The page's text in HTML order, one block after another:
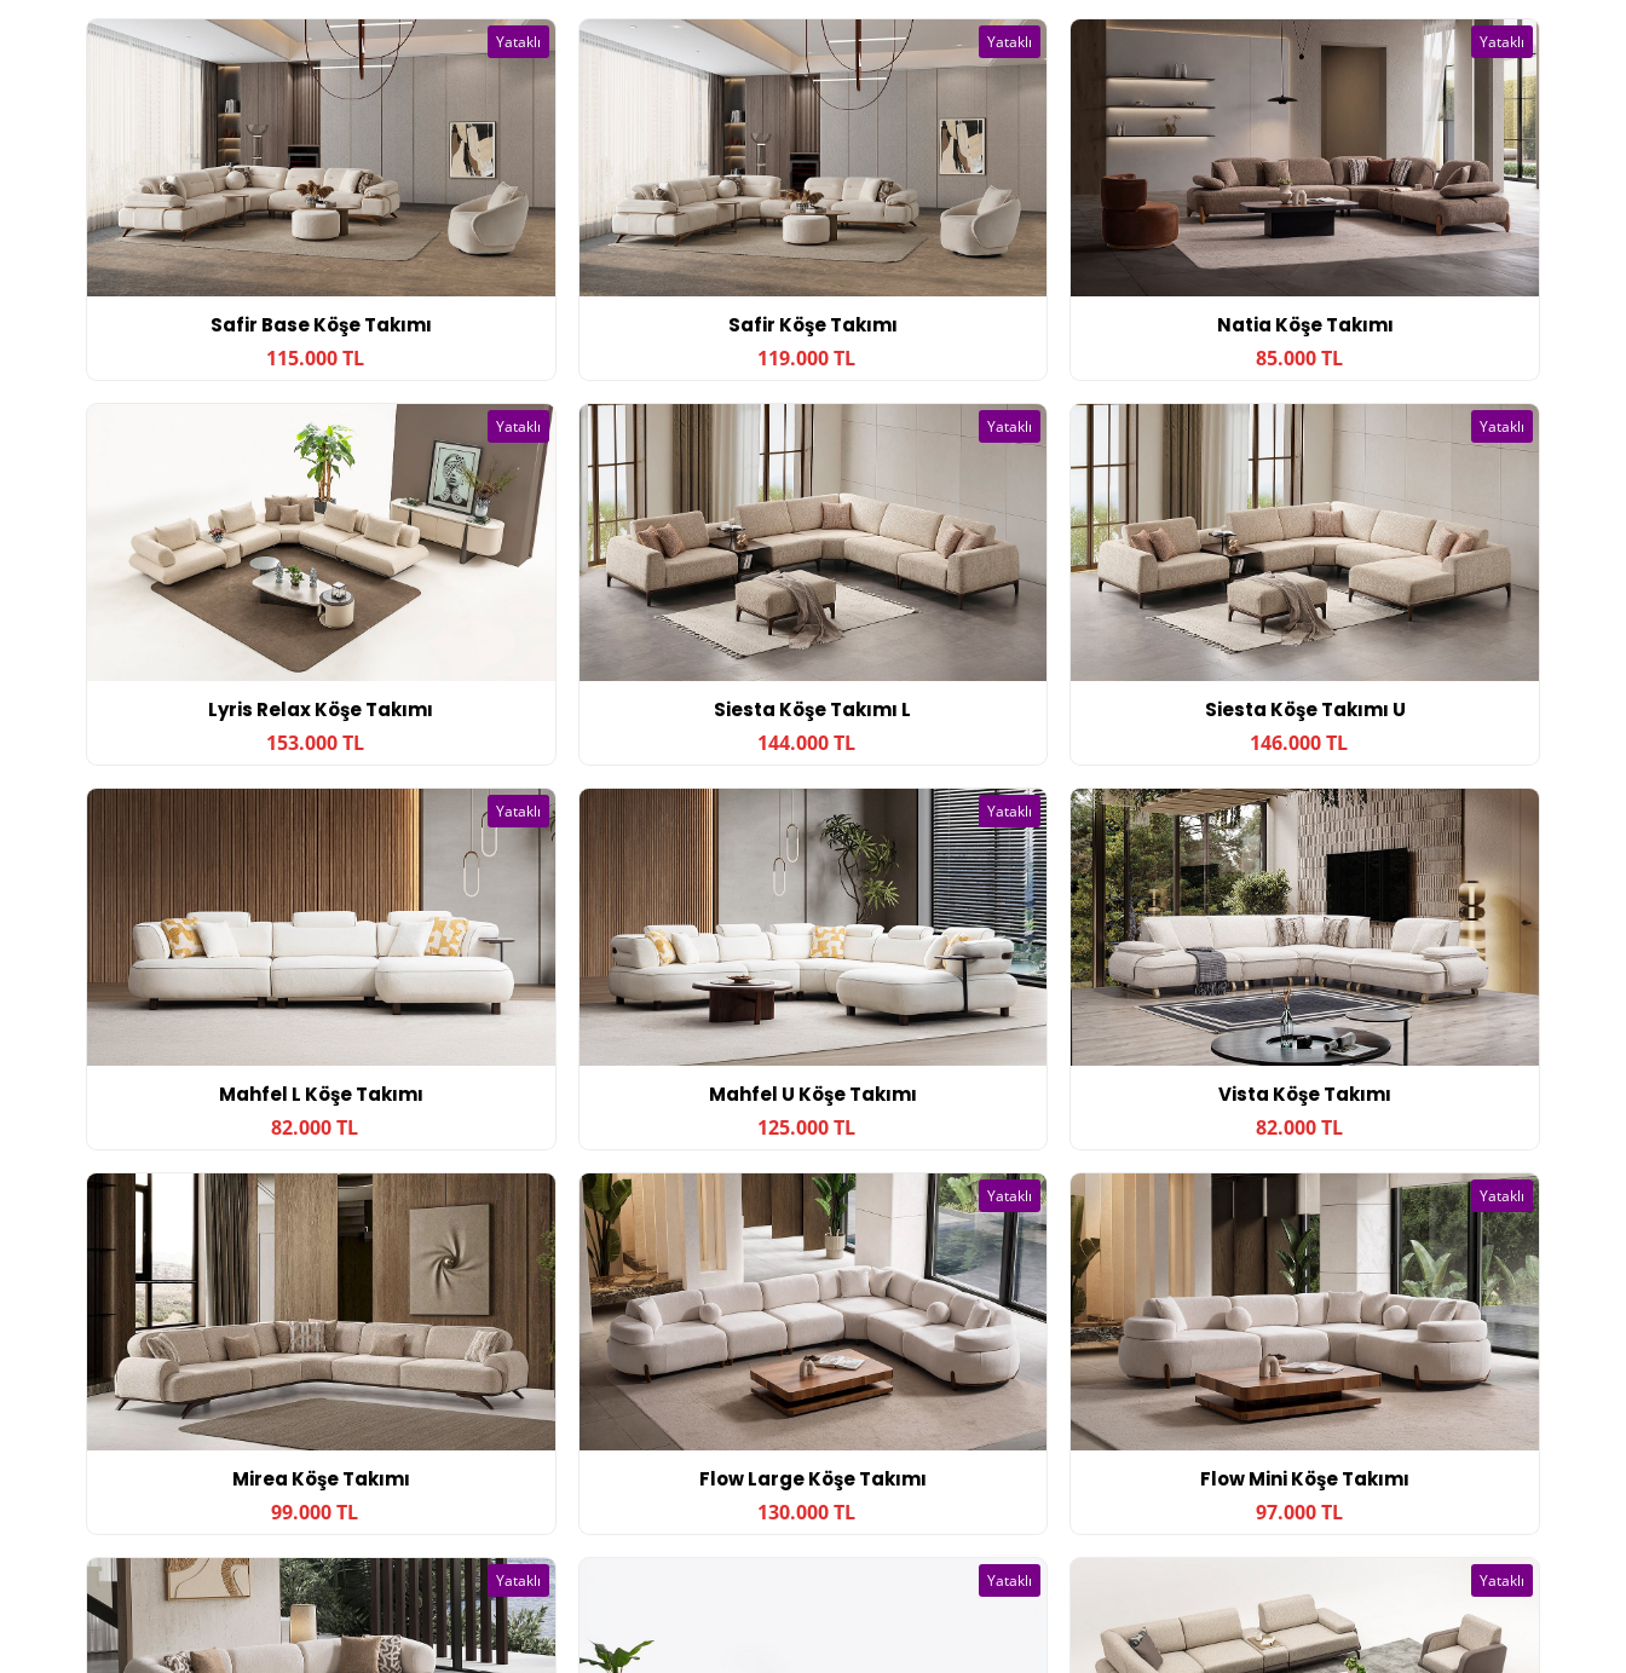
Safir Base Köşe Takımı
115.000 TL
Yataklı
Safir Köşe Takımı
119.000 TL
Yataklı
Natia Köşe Takımı
85.000 TL
Yataklı
Lyris Relax Köşe Takımı
153.000 TL
Yataklı
Siesta Köşe Takımı L
144.000 TL
Yataklı
Siesta Köşe Takımı U
146.000 TL
Yataklı
Mahfel L Köşe Takımı
82.000 TL
Yataklı
Mahfel U Köşe Takımı
125.000 TL
Yataklı
Vista Köşe Takımı
82.000 TL
Mirea Köşe Takımı
99.000 TL
Flow Large Köşe Takımı
130.000 TL
Yataklı
Flow Mini Köşe Takımı
97.000 TL
Yataklı
Yataklı Yataklı Yataklı